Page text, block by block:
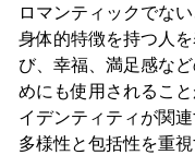
ロマンティックでな
身体的特徴を持つ人
び、幸福、満足感な
めにも使用されるこ
イデンティティが関
多様性と包括性を重